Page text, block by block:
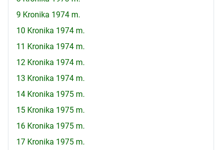
9 Kronika 1974 m.
10 Kronika 1974 m.
11 Kronika 1974 m.
12 Kronika 1974 m.
13 Kronika 1974 m.
14 Kronika 1975 m.
15 Kronika 1975 m.
16 Kronika 1975 m.
17 Kronika 1975 m.